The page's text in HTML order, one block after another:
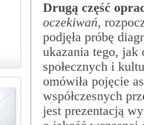
Drugą część
oczekiwań,
podjęła próbę
ukazania tego, jak
społecznych i
omówiła pojęcie
współczesnych
jest prezentacją